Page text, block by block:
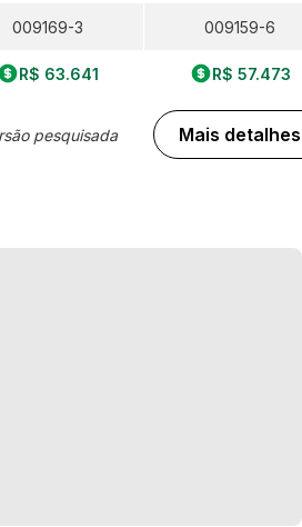
009169-3
R$ 63.641
pesquisada
009159-6
R$ 57.473
Mais detalhes